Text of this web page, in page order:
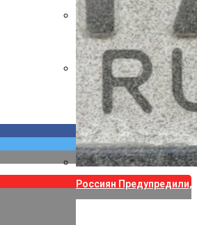
Указ Трампа Отводит
Canon Выпустила
Собственных
Россиян